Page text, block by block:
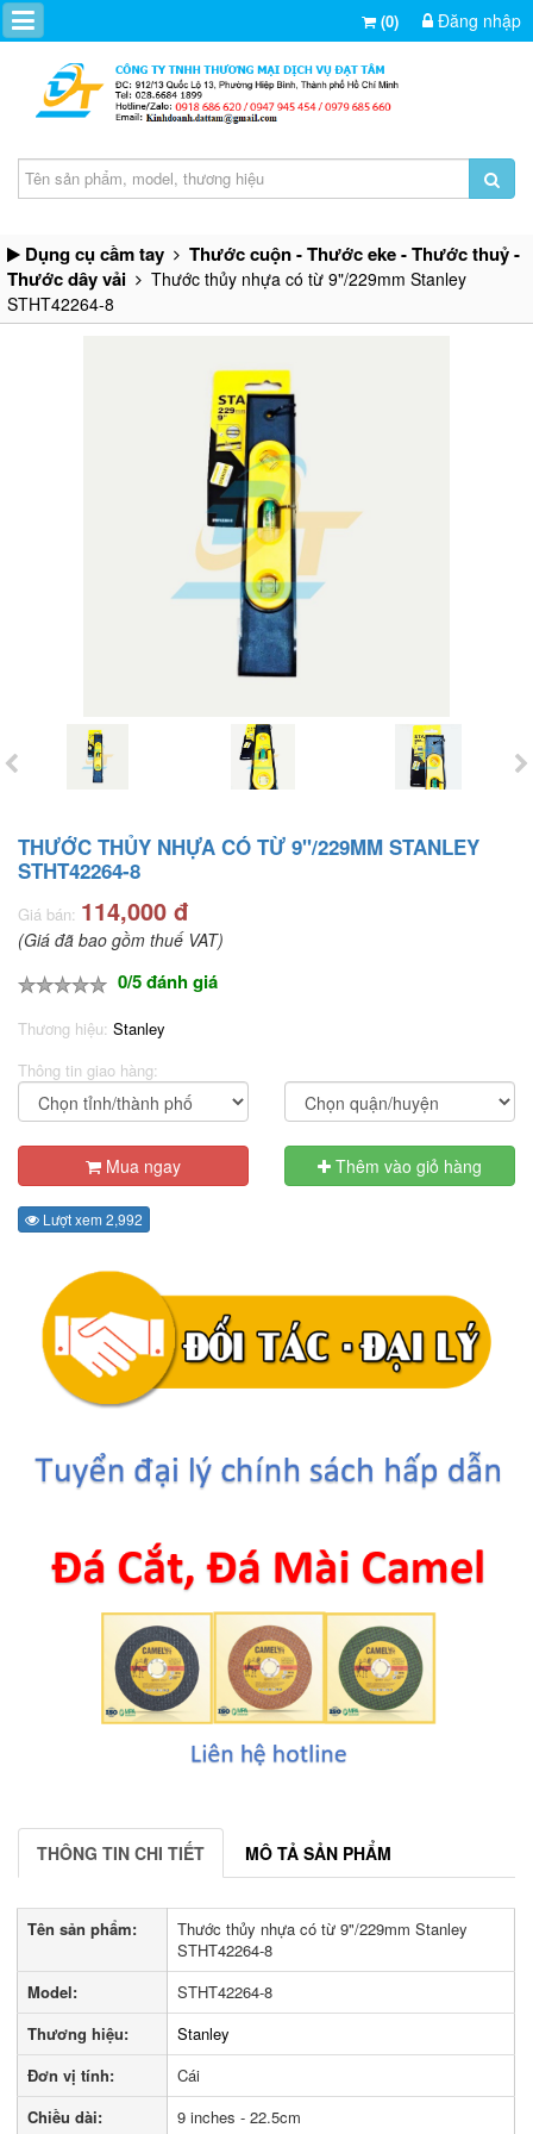
(0) Đăng nhập
Dụng cụ cầm tay
Thước cuộn - Thước eke - Thước thuỷ -
Thước dây vải
Thước thủy nhựa có từ 9"/229mm Stanley
STHT42264-8
THƯỚC THỦY NHỰA CÓ TỪ 9"/229MM STANLEY
STHT42264-8
Giá bán: 114,000 đ
(Giá đã bao gồm thuế VAT)
0/5 đánh giá
Thương hiệu: Stanley
Thông tin giao hàng:
Mua ngay Thêm vào giỏ hàng
Lượt xem 2,992
THÔNG TIN CHI TIẾT MÔ TẢ SẢN PHẨM
Tên sản phẩm:
Thước thủy nhựa có từ 9"/229mm Stanley
STHT42264-8
Model:
STHT42264-8
Thương hiệu:
Stanley
Đơn vị tính:
Cái
Chiều dài:
9 inches - 22.5cm